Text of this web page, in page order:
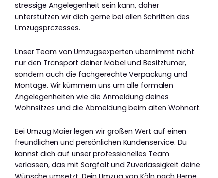
stressige Angelegenheit sein kann, daher
unterstützen wir dich gerne bei allen Schritten des
Umzugsprozesses.
Unser Team von Umzugsexperten übernimmt nicht
nur den Transport deiner Möbel und Besitztümer,
sondern auch die fachgerechte Verpackung und
Montage. Wir kümmern uns um alle formalen
Angelegenheiten wie die Anmeldung deines
Wohnsitzes und die Abmeldung beim alten Wohnort.
Bei Umzug Maier legen wir großen Wert auf einen
freundlichen und persönlichen Kundenservice. Du
kannst dich auf unser professionelles Team
verlassen, das mit Sorgfalt und Zuverlässigkeit deine